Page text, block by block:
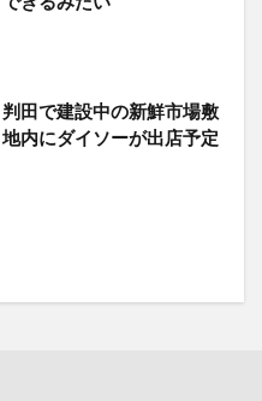
判田で建設中の新鮮市場敷
地内にダイソーが出店予定